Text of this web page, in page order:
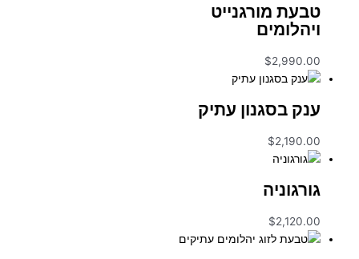
טבעת מורגנייט
ויהלומים
$2,990.00
ענק בסגנון עתיק
$2,190.00
גורגוניה
$2,120.00